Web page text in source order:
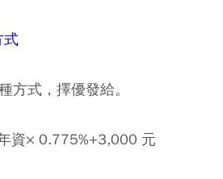
式
方式，擇優發給。
資× 0.775%+3,000 元